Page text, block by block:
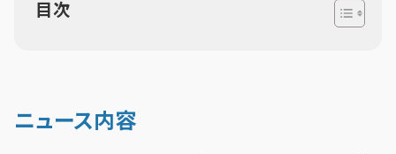
目次
ニュース内容